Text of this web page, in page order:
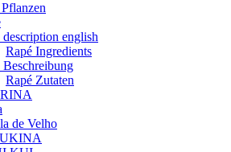
description english
Rapé Ingredients
Beschreibung
Rapé Zutaten
de Velho